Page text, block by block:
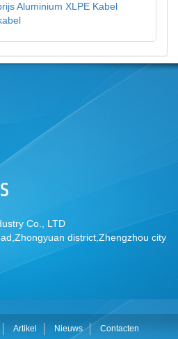
Aluminium XLPE Kabel
Co., LTD
district,Zhengzhou city
Artikel Nieuws Contacten